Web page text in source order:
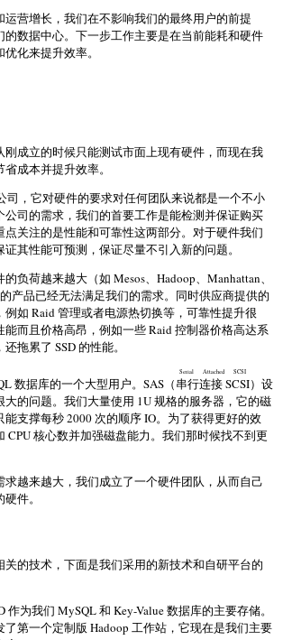
营增长，我们在不影响我们的最终用户的前提
的数据中心。下一步工作主要是在当前能耗和硬件
化来提升效率。
刚成立的时候只能测试市面上现有硬件，而现在我
成本并提升效率。
司，它对硬件的要求对任何团队来说都是一个不小
公司的需求，我们的首要工作是能检测并保证购买
关注的是性能和可靠性这两部分。对于硬件我们
其性能可预测，保证尽量不引入新的问题。
负荷越来越大（如 Mesos、Hadoop、Manhattan、
产品已经无法满足我们的需求。同时供应商提供的
如 Raid 管理或者电源热切换等，可靠性提升很
而且价格高昂，例如一些 Raid 控制器价格高达系
拖累了 SSD 的性能。
数据库的一个大型用户。SAS（串行连接 SCSI
Serial Attached SCSI
）设
的问题。我们大量使用 1U 规格的服务器，它的磁
支撑每秒 2000 次的顺序 IO。为了获得更好的效
CPU 核心数并加强磁盘能力。我们那时候找不到更
求越来越大，我们成立了一个硬件团队，从而自己
件。
的技术，下面是我们采用的新技术和自研平台的
作为我们 MySQL 和 Key-Value 数据库的主要存储。
了第一个定制版 Hadoop 工作站，它现在是我们主要